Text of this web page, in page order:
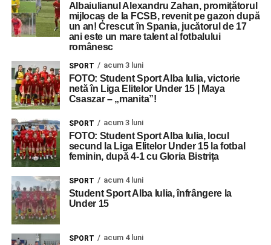
Albaiulianul Alexandru Zahan, promițătorul
mijlocaș de la FCSB, revenit pe gazon după
un an! Crescut în Spania, jucătorul de 17
ani este un mare talent al fotbalului
românesc
SPORT acum 3 luni
FOTO: Student Sport Alba Iulia, victorie
netă în Liga Elitelor Under 15 | Maya
Csaszar – „manita”!
SPORT acum 3 luni
FOTO: Student Sport Alba Iulia, locul
secund la Liga Elitelor Under 15 la fotbal
feminin, după 4-1 cu Gloria Bistrița
SPORT acum 4 luni
Student Sport Alba Iulia, înfrângere la
Under 15
SPORT acum 4 luni